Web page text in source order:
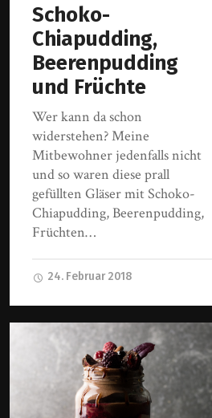
Schoko-
Chiapudding,
Beerenpudding
und Früchte
Wer kann da schon
widerstehen? Meine
Mitbewohner jedenfalls nicht
und so waren diese prall
gefüllten Gläser mit Schoko-
Chiapudding, Beerenpudding,
Früchten…
24. Februar 2018